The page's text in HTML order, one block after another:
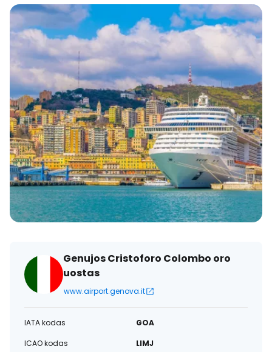
Genujos Cristoforo Colombo oro
uostas
www.airport.genova.it
IATA kodas
GOA
ICAO kodas
LIMJ
Tęsti el. paštu